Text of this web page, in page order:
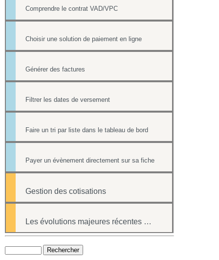
Comprendre le contrat VAD/VPC
Choisir une solution de paiement en ligne
Générer des factures
Filtrer les dates de versement
Faire un tri par liste dans le tableau de bord
Payer un évènement directement sur sa fiche
Gestion des cotisations
Les évolutions majeures récentes du logiciel